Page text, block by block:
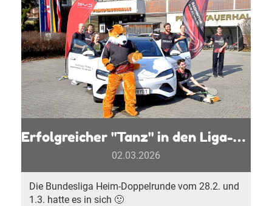
Erfolgreicher "Tanz" in den Liga-Endspurt
02.03.2026
Die Bundesliga Heim-Doppelrunde vom 28.2. und
1.3. hatte es in sich 🙂